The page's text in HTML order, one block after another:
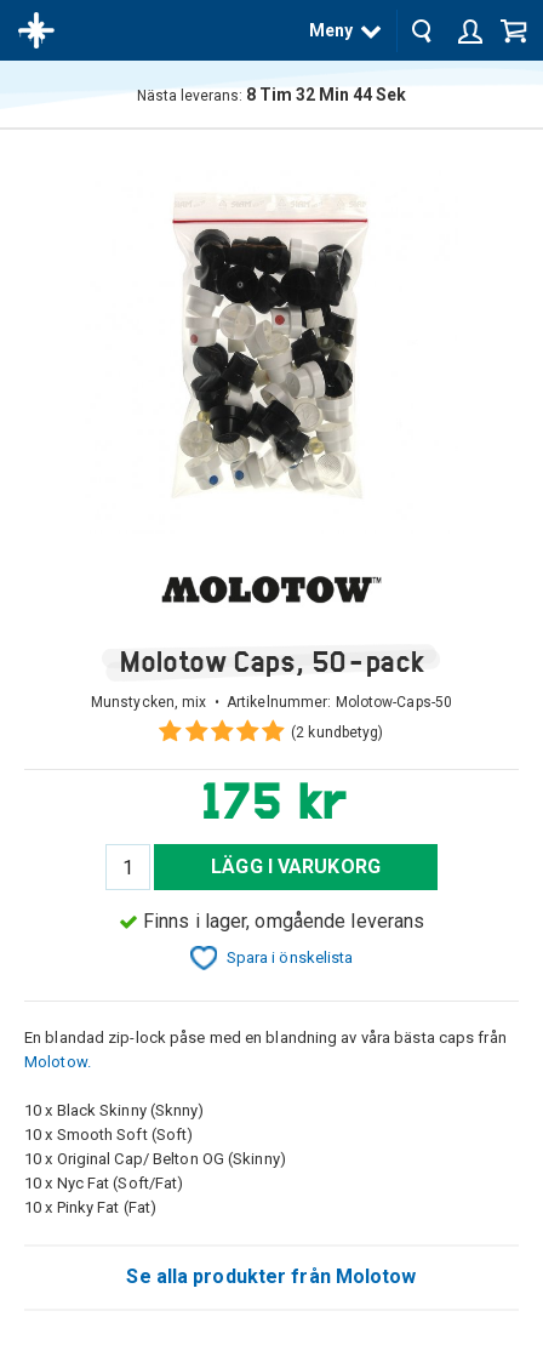
Meny
Nästa leverans: 8 Tim 32 Min 43Sek
Molotow Caps, 50-pack
Munstycken, mix • Artikelnummer: Molotow-Caps-50
(2 kundbetyg)
175 kr
LÄGG I VARUKORG
Finns i lager, omgående leverans
Spara i önskelista
En blandad zip-lock påse med en blandning av våra bästa caps från
Molotow.
10 x Black Skinny (Sknny)
10 x Smooth Soft (Soft)
10 x Original Cap/ Belton OG (Skinny)
10 x Nyc Fat (Soft/Fat)
10 x Pinky Fat (Fat)
Se alla produkter från Molotow